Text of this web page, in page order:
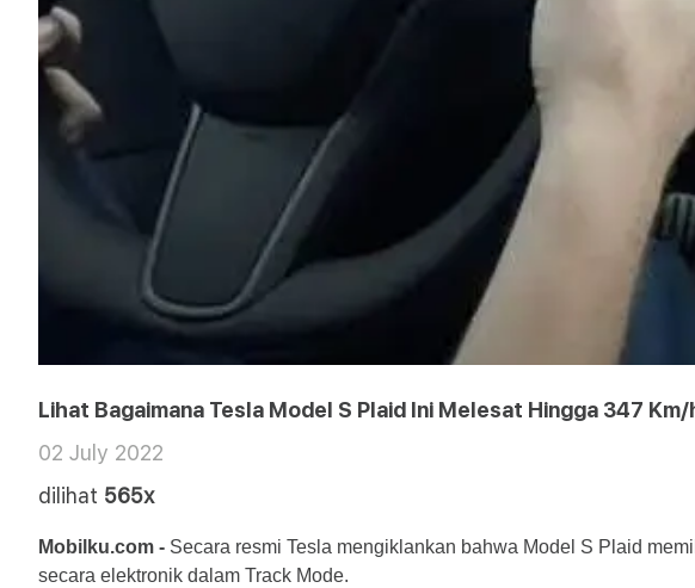
Lihat Bagaimana Tesla Model S Plaid Ini Melesat Hingga 347 Km/
02 July 2022
dilihat 565x
Mobilku.com - Secara resmi Tesla mengiklankan bahwa Model S Plaid
secara elektronik dalam Track Mode.